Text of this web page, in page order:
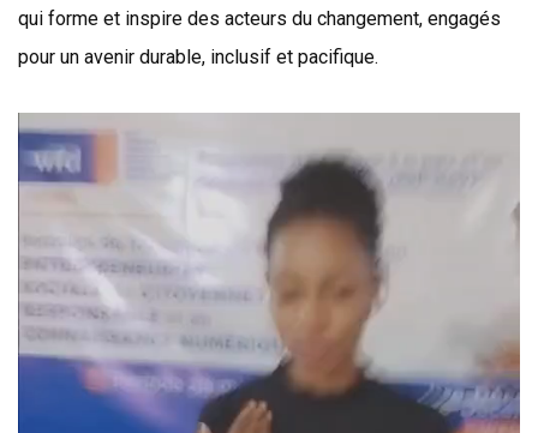
qui forme et inspire des acteurs du changement, engagés
pour un avenir durable, inclusif et pacifique.